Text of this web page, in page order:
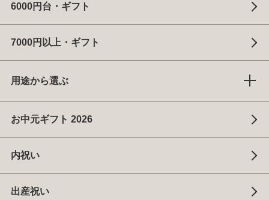
6000円台・ギフト
7000円以上・ギフト
用途から選ぶ
お中元ギフト 2026
内祝い
出産祝い